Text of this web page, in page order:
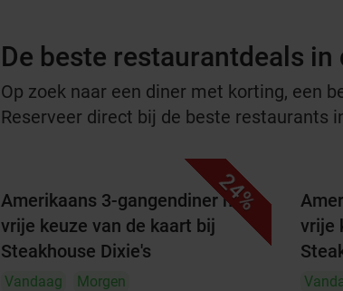
De beste restaurantdeals
Op zoek naar een diner met korting, een
Reserveer direct bij de beste restaurants
24%
Amerikaans 3-gangendiner met
vrije keuze van de kaart bij
Steakhouse Dixie's
Vandaag
Morgen
vrije